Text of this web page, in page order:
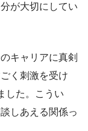
が大切にしてい
キャリアに真剣
く刺激を受け
した。こうい
しあえる関係っ